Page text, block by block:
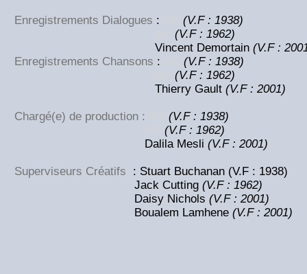
Enregistrements Dialogues :
(V.F : 1938)
(V.F : 1962)
Vincent Demortain (V.F :
Enregistrements Chansons :
(V.F : 1938)
(V.F : 1962)
Thierry Gault (V.F : 2001)
Chargé(e) de production :
(V.F : 1938)
(V.F : 1962)
Dalila Mesli (V.F : 2001)
Superviseurs Créatifs : Stuart Buchanan (V.F : 1938)
Jack Cutting (V.F : 1962)
Daisy Nichols (V.F : 2001)
Boualem Lamhene (V.F : 2001)